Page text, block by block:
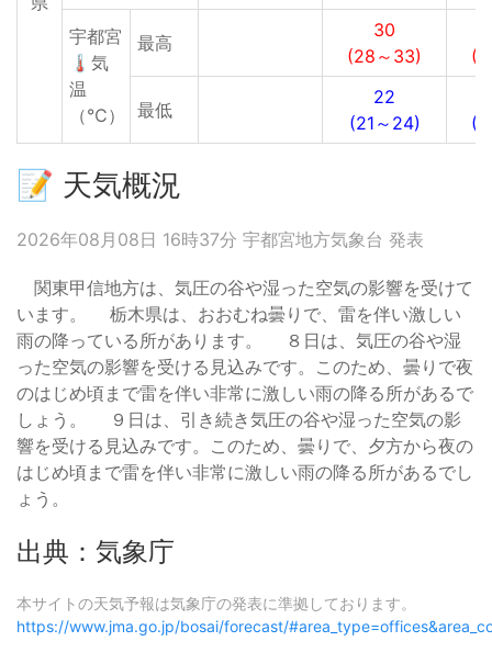
宇都宮
🌡気
温
（℃）
最高
30
(28～33)
最低
22
(21～24)
📝 天気概況
2026年08月08日 16時37分 宇都宮地方気象台 発表
関東甲信地方は、気圧の谷や湿った空気の影響を受けて
います。 栃木県は、おおむね曇りで、雷を伴い激しい
雨の降っている所があります。 ８日は、気圧の谷や湿
った空気の影響を受ける見込みです。このため、曇りで夜
のはじめ頃まで雷を伴い非常に激しい雨の降る所があるで
しょう。 ９日は、引き続き気圧の谷や湿った空気の影
響を受ける見込みです。このため、曇りで、夕方から夜の
はじめ頃まで雷を伴い非常に激しい雨の降る所があるでし
ょう。
出典：気象庁
本サイトの天気予報は気象庁の発表に準拠しております。
https://www.jma.go.jp/bosai/forecast/